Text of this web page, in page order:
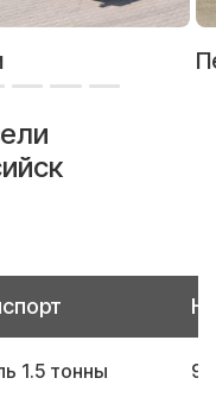
1.5 тонны